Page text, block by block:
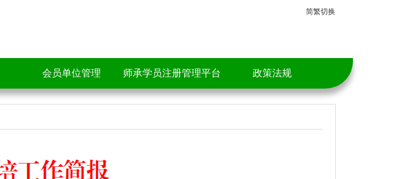
简繁切换
会员单位管理 师承学员注册管理平台 政策法规